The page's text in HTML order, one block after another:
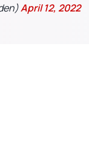
April 12, 2022